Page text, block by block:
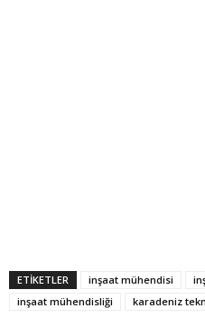
ETİKETLER inşaat mühendisi
inşaat mühendisliği
karadeniz